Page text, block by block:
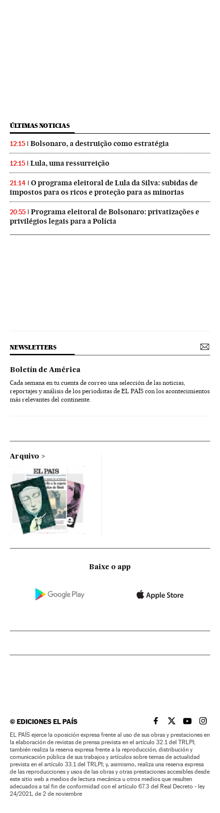
ÚLTIMAS NOTICIAS
12:15 Bolsonaro, a destruição como estratégia
12:15 Lula, uma ressurreição
21:14
O programa eleitoral de Lula da Silva: subidas de
impostos para os ricos e proteção para as minorias
20:55
Programa eleitoral de Bolsonaro: privatizações e
privilégios legais para a Polícia
NEWSLETTERS
Boletín de América
Cada semana en tu cuenta de correo una selección de las noticias,
reportajes y análisis de los periodistas de EL PAÍS con los acontecimientos
más relevantes del continente.
Arquivo
Baixe o app
©EDICIONES EL PAÍS EL PAÍS BRASIL EN
EL PAÍSEL PAÍS
EL
EL PAÍS ejerce la oposición expresa frente al uso de sus obras y prestaciones en
la elaboración de revistas de prensa prevista en el artículo 32.1 del TRLPI;
también realiza la reserva expresa frente a la reproducción, distribución y
comunicación pública de sus trabajos y artículos sobre temas de actualidad
prevista en el artículo 33.1 del TRLPI; y, asimismo, realiza una reserva expresa
de las reproducciones y usos de las obras y otras prestaciones accesibles desde
este sitio web a medios de lectura mecánica u otros medios que resulten
adecuados a tal fin de conformidad con el artículo 67.3 del Real Decreto - ley
24/2021, de 2 de noviembre